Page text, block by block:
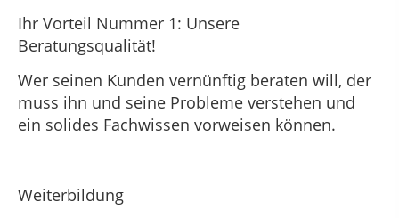
Ihr Vorteil Nummer 1: Unsere
Beratungsqualität!
Wer seinen Kunden vernünftig beraten will, der
muss ihn und seine Probleme verstehen und
ein solides Fachwissen vorweisen können.
Weiterbildung